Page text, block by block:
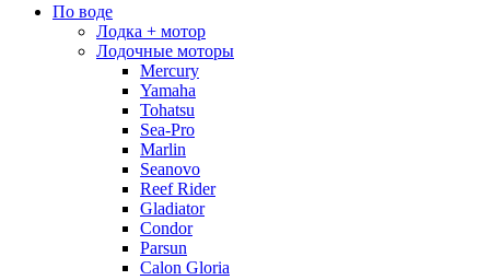
По воде
Лодка + мотор
Лодочные моторы
Mercury
Yamaha
Tohatsu
Sea-Pro
Marlin
Seanovo
Reef Rider
Gladiator
Condor
Parsun
Calon Gloria